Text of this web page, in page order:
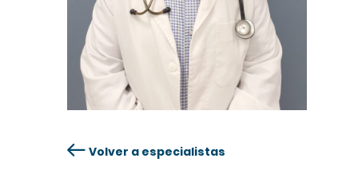
Volver a especialistas